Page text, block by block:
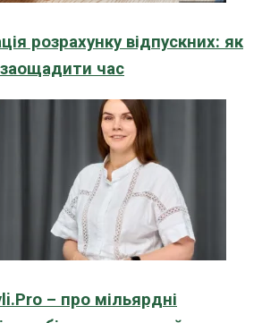
розрахунку відпускних: як
час
– про мільярдні